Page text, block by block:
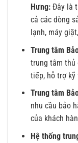
Hưng:Đây là
cả các dòng
lạnh, máy
Trung tâm
trung tâm thủ
tiếp, hỗ trợ kỹ
Trung tâm
nhu cầu bảo
của khách
Hệ thống